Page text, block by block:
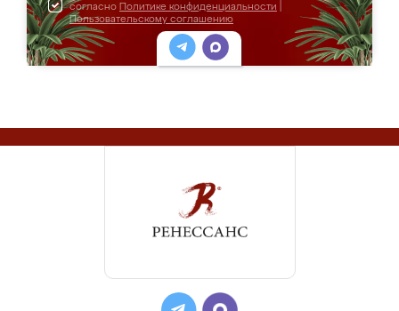
согласно Политике конфиденциальности
Пользовательскому соглашению